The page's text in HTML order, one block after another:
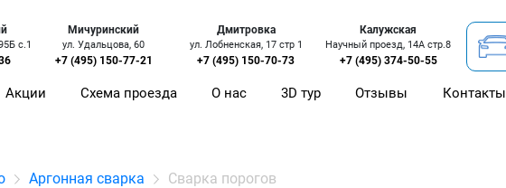
с.1
Мичуринский
ул. Удальцова, 60
+7 (495) 150-77-21
Дмитровка
ул. Лобненская, 17 стр 1
+7 (495) 150-70-73
Калужская
Научный проезд, 14А стр.8
+7 (495) 374-50-55
Акции Схема проезда О нас 3D тур Отзывы Контакты
Аргонная сварка Сварка порогов